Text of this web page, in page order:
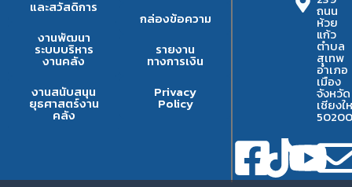
และสวัสดิการ
งานพัฒนา
ระบบบริหาร
งานคลัง
งานสนับสนุน
ยุธศาสตร์งาน
คลัง
กล่องข้อความ
รายงาน
ทางการเงิน
Privacy
Policy
ถนน
ห้วย
แก้ว
ตำบล
สุเทพ
อำเภอ
เมือง
จังหวัด
เชียงใ
50200